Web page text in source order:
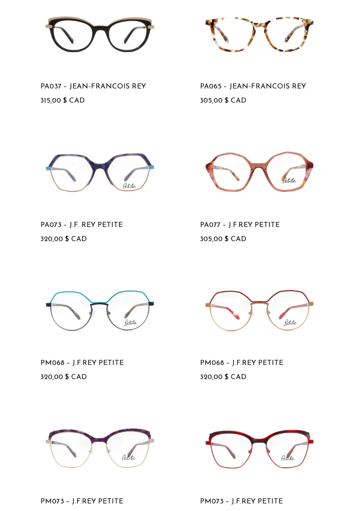
PA037 – JEAN-FRANCOIS REY
315,00 $ CAD
PA065 – JEAN-FRANCOIS REY
305,00 $ CAD
PA073 – J.F. REY PETITE
320,00 $ CAD
PA077 – J.F.REY PETITE
305,00 $ CAD
PM068 – J.F.REY PETITE
320,00 $ CAD
PM068 – J.F.REY PETITE
320,00 $ CAD
PM073 – J.F.REY PETITE
PM073 – J.F.REY PETITE